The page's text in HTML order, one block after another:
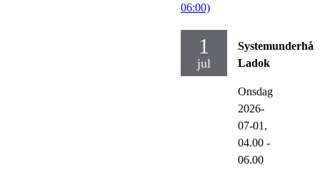
06:00)
1
jul
Systemunderhåll
Ladok
Onsdag
2026-
07-01,
04.00 -
06.00